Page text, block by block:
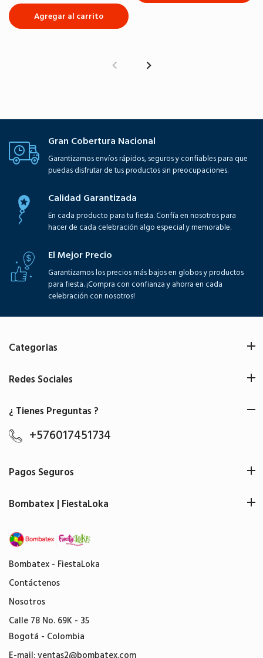
Agregar al carrito
Gran Cobertura Nacional
Garantizamos envíos rápidos, seguros y confiables para que
puedas disfrutar de tus productos sin preocupaciones.
Calidad Garantizada
En cada producto para tu fiesta. Confía en nosotros para
hacer de cada celebración algo especial y memorable.
El Mejor Precio
Garantizamos los precios más bajos en globos y productos
para fiesta. ¡Compra con confianza y ahorra en cada
celebración con nosotros!
Bombatex - FiestaLoka
Contáctenos
Nosotros
Calle 78 No. 69K - 35
Bogotá - Colombia
Categorias
Redes Sociales
¿ Tienes Preguntas ?
+576017451734
Pagos Seguros
Bombatex | FiestaLoka